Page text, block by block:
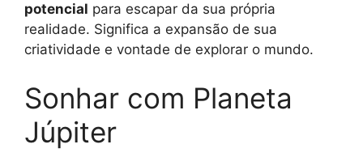
potencial para escapar da sua própria
realidade. Significa a expansão de sua
criatividade e vontade de explorar o mundo.
Sonhar com Planeta
Júpiter